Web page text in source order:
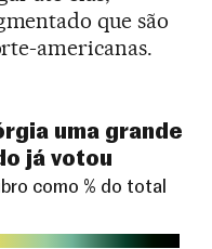
que são
americanas.